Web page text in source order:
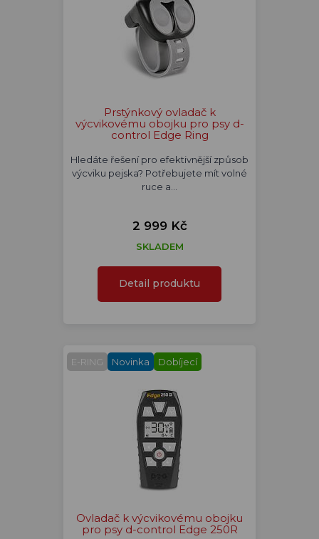
Prstýnkový ovladač k
výcvikovému obojku pro psy d-
control Edge Ring
Hledáte řešení pro efektivnější způsob
výcviku pejska? Potřebujete mít volné
ruce a…
2 999 Kč
SKLADEM
Detail produktu
E-RING Novinka Dobíjecí
Ovladač k výcvikovému obojku
pro psy d-control Edge 250R